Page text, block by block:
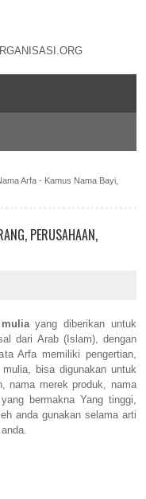
Arfa - Kamus Nama Bayi,
PERUSAHAAN,
yang diberikan untuk
dari Arab (Islam), dengan
Arfa memiliki pengertian,
bisa digunakan untuk
nama merek produk, nama
bermakna Yang tinggi,
anda gunakan selama arti